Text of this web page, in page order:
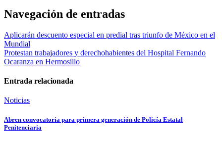
Navegación de entradas
Aplicarán descuento especial en predial tras triunfo de México en el
Mundial
Protestan trabajadores y derechohabientes del Hospital Fernando
Ocaranza en Hermosillo
Entrada relacionada
Noticias
Abren convocatoria para primera generación de Policía Estatal
Penitenciaria